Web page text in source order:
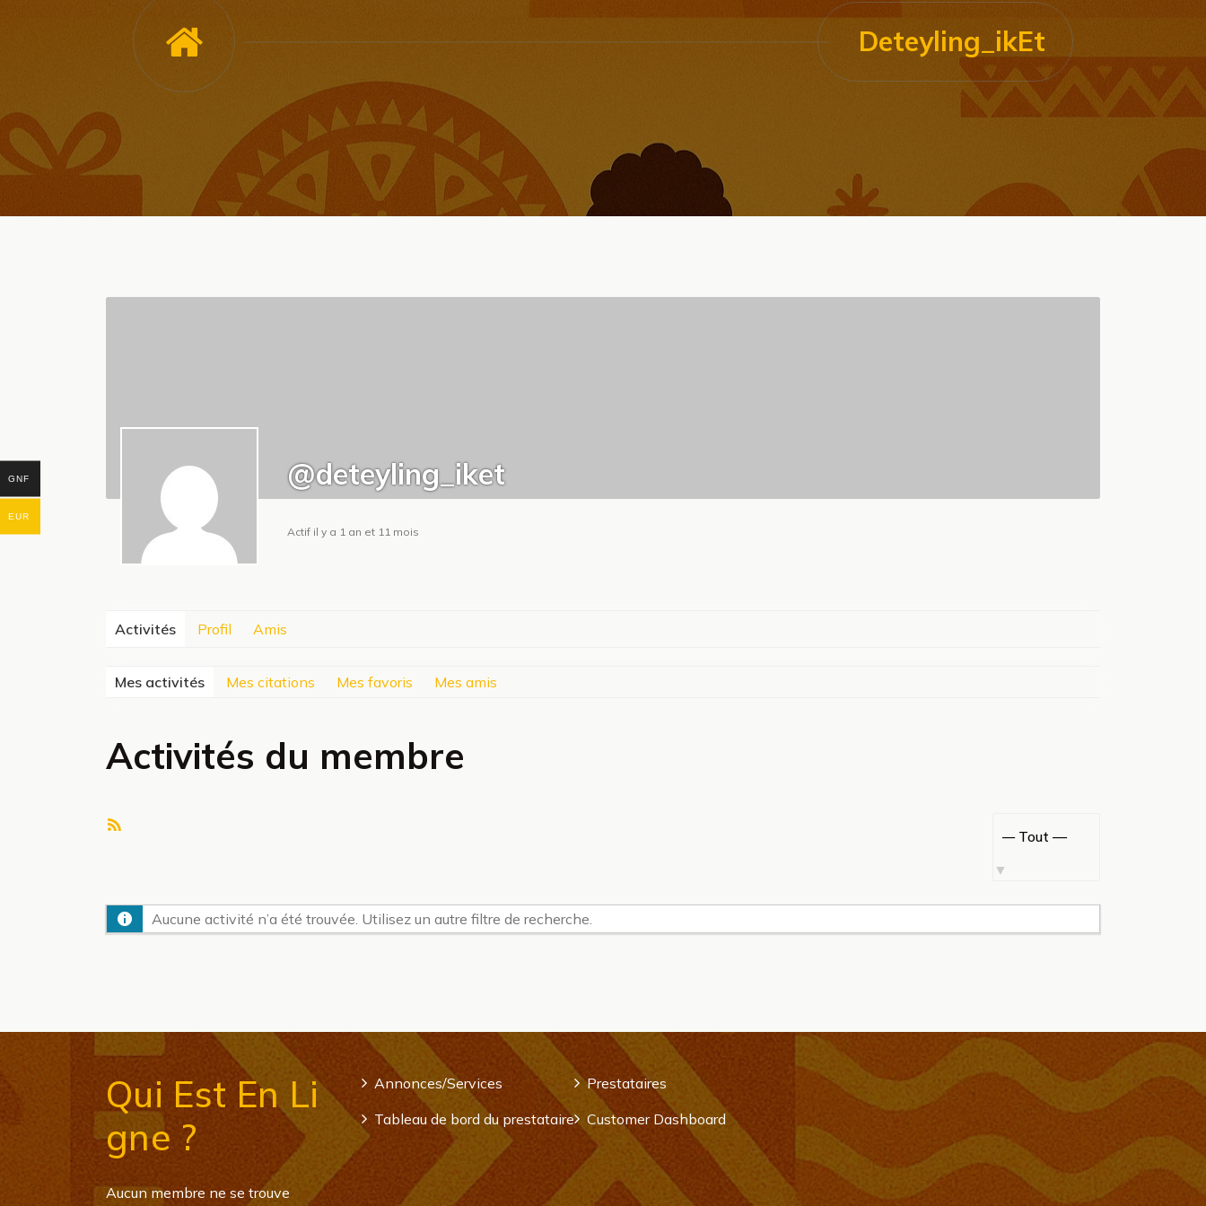
Deteyling_ikEt
@deteyling_iket
Actif il y a 1 an et 11 mois
Activités Profil Amis
Mes activités Mes citations Mes favoris Mes amis
Activités du membre
par
Aucune activité n’a été trouvée. Utilisez un autre filtre de recherche.
Qui Est En Li
Gne ?
Aucun membre ne se trouve
Annonces/Services
Prestataires
Tableau de bord du prestataire
Customer Dashboard
GNF
EUR